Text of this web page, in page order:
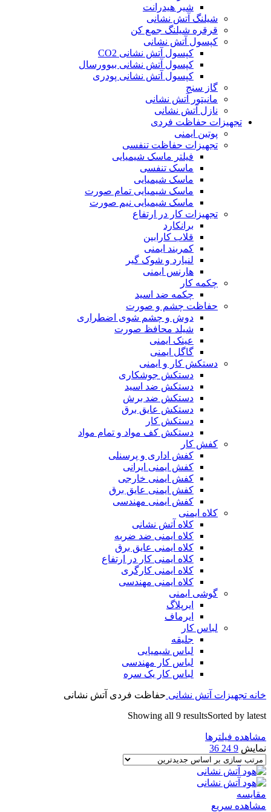
شیر هیدرانت
شیلنگ آتش نشانی
قرقره شیلنگ جمع کن
کپسول آتش نشانی
کپسول آتش نشانی CO2
کپسول آتش نشانی بیوورسال
کپسول آتش نشانی پودری
گاز سنج
مانیتور آتش نشانی
نازل آتش نشانی
تجهیزات حفاظت فردی
پوتین ایمنی
تجهیزات حفاظت تنفسی
فیلتر ماسک شیمیایی
ماسک تنفسی
ماسک شیمیایی
ماسک شیمیایی تمام صورت
ماسک شیمیایی نیم صورت
تجهیزات کار در ارتفاع
برانکارد
قلاب کارابین
کمربند ایمنی
لنیارد و شوک گیر
هارنس ایمنی
چکمه کار
چکمه ضد اسید
حفاظت چشم و صورت
دوش و چشم شوی اضطراری
شیلد محافظ صورت
عینک ایمنی
گاگل ایمنی
دستکش کار و ایمنی
دستکش جوشکاری
دستکش ضد اسید
دستکش ضد برش
دستکش عایق برق
دستکش کار
دستکش کف مواد و تمام مواد
کفش کار
کفش اداری و پرسنلی
کفش ایمنی ایرانی
کفش ایمنی خارجی
کفش ایمنی عایق برق
کفش ایمنی مهندسی
کلاه ایمنی
کلاه آتش نشانی
کلاه ایمنی ضد ضربه
کلاه ایمنی عایق برق
کلاه ایمنی کار در ارتفاع
کلاه ایمنی کارگری
کلاه ایمنی مهندسی
گوشی ایمنی
ایرپلاگ
ایرماف
لباس کار
جلیقه
لباس شیمیایی
لباس کار مهندسی
لباس کار یک سره
خانه تجهیزات آتش نشانی حفاظت فردی آتش نشانی
Showing all 9 resultsSorted by latest
مشاهده فیلترها
نمایش 9
24
36
مقایسه
مشاهده سریع